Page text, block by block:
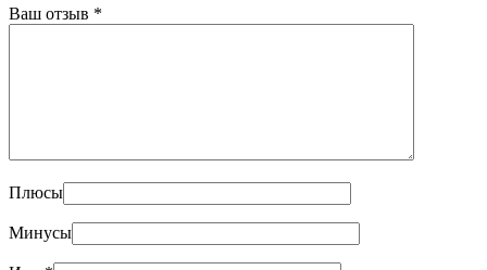
Ваш отзыв *
Плюсы
Минусы